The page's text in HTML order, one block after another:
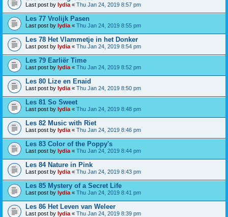
Last post by lydia « Thu Jan 24, 2019 8:57 pm
Les 77 Vrolijk Pasen
Last post by lydia « Thu Jan 24, 2019 8:55 pm
Les 78 Het Vlammetje in het Donker
Last post by lydia « Thu Jan 24, 2019 8:54 pm
Les 79 Earliër Time
Last post by lydia « Thu Jan 24, 2019 8:52 pm
Les 80 Lize en Enaid
Last post by lydia « Thu Jan 24, 2019 8:50 pm
Les 81 So Sweet
Last post by lydia « Thu Jan 24, 2019 8:48 pm
Les 82 Music with Riet
Last post by lydia « Thu Jan 24, 2019 8:46 pm
Les 83 Color of the Poppy's
Last post by lydia « Thu Jan 24, 2019 8:44 pm
Les 84 Nature in Pink
Last post by lydia « Thu Jan 24, 2019 8:43 pm
Les 85 Mystery of a Secret Life
Last post by lydia « Thu Jan 24, 2019 8:41 pm
Les 86 Het Leven van Weleer
Last post by lydia « Thu Jan 24, 2019 8:39 pm